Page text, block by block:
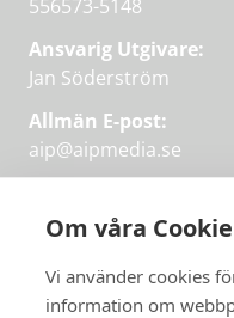
Om våra
Vi använder cookies
information om
556573-5148
Ansvarig Utgivare:
Jan Söderström
Allmän E-post:
aip@aipmedia.se
aip@flowyinfo.seeller
Instagram
LinkedIn
Twitter